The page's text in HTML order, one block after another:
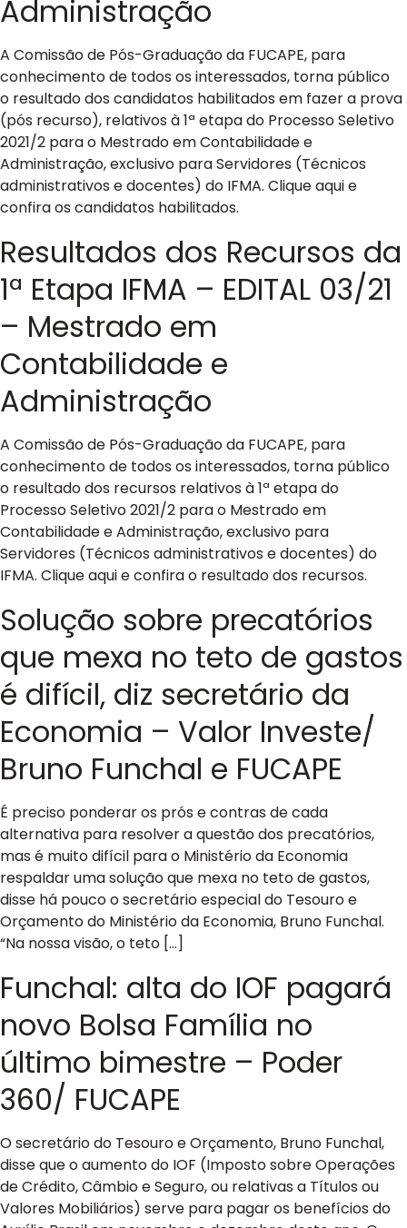
Administração
A Comissão de Pós-Graduação da FUCAPE, para
conhecimento de todos os interessados, torna público
o resultado dos candidatos habilitados em fazer a prova
(pós recurso), relativos à 1ª etapa do Processo Seletivo
2021/2 para o Mestrado em Contabilidade e
Administração, exclusivo para Servidores (Técnicos
administrativos e docentes) do IFMA. Clique aqui e
confira os candidatos habilitados.
Resultados dos Recursos da
1ª Etapa IFMA – EDITAL 03/21
– Mestrado em
Contabilidade e
Administração
A Comissão de Pós-Graduação da FUCAPE, para
conhecimento de todos os interessados, torna público
o resultado dos recursos relativos à 1ª etapa do
Processo Seletivo 2021/2 para o Mestrado em
Contabilidade e Administração, exclusivo para
Servidores (Técnicos administrativos e docentes) do
IFMA. Clique aqui e confira o resultado dos recursos.
Solução sobre precatórios
que mexa no teto de gastos
é difícil, diz secretário da
Economia – Valor Investe/
Bruno Funchal e FUCAPE
É preciso ponderar os prós e contras de cada
alternativa para resolver a questão dos precatórios,
mas é muito difícil para o Ministério da Economia
respaldar uma solução que mexa no teto de gastos,
disse há pouco o secretário especial do Tesouro e
Orçamento do Ministério da Economia, Bruno Funchal.
“Na nossa visão, o teto […]
Funchal: alta do IOF pagará
novo Bolsa Família no
último bimestre – Poder
360/ FUCAPE
O secretário do Tesouro e Orçamento, Bruno Funchal,
disse que o aumento do IOF (Imposto sobre Operações
de Crédito, Câmbio e Seguro, ou relativas a Títulos ou
Valores Mobiliários) serve para pagar os benefícios do